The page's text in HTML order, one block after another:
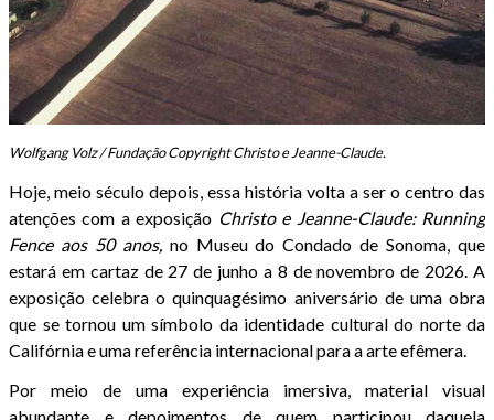
Wolfgang Volz / Fundação Copyright Christo e Jeanne-Claude.
Hoje, meio século depois, essa história volta a ser o centro das
atenções com a exposição Christo e Jeanne-Claude: Running
Fence aos 50 anos, no Museu do Condado de Sonoma, que
estará em cartaz de 27 de junho a 8 de novembro de 2026. A
exposição celebra o quinquagésimo aniversário de uma obra
que se tornou um símbolo da identidade cultural do norte da
Califórnia e uma referência internacional para a arte efêmera.
Por meio de uma experiência imersiva, material visual
abundante e depoimentos de quem participou daquela